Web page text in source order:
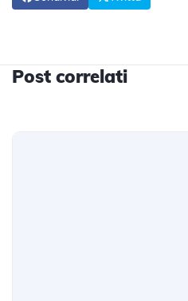
Post correlati